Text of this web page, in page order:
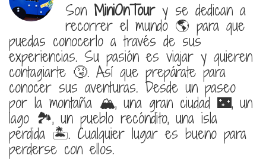
Son MiniOnToury se dedican a
recorrer el mundo 🌎 para que
puedas conocerlo a través de sus
experiencias. Su pasión es viajar y quieren
contagiarte 🤧. Así que prepárate para
conocer sus aventuras. Desde un paseo
por la montaña 🏔, una gran ciudad 🌃, un
lago 🏞, un pueblo recóndito, una isla
perdida 🏝. Cualquier lugar es bueno para
perderse con ellos.